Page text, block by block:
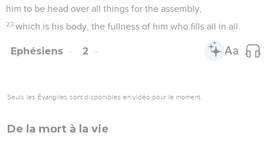
him to be head over all things for the assembly,
23 which is his body, the fullness of him who fills all in all.
Ephésiens 2
Seuls les Évangiles sont disponibles en vidéo pour le moment.
De la mort à la vie